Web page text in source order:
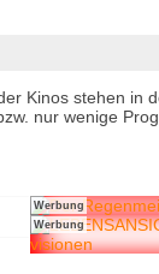
Kinos stehen in
nur wenige
Werbung
Werbung